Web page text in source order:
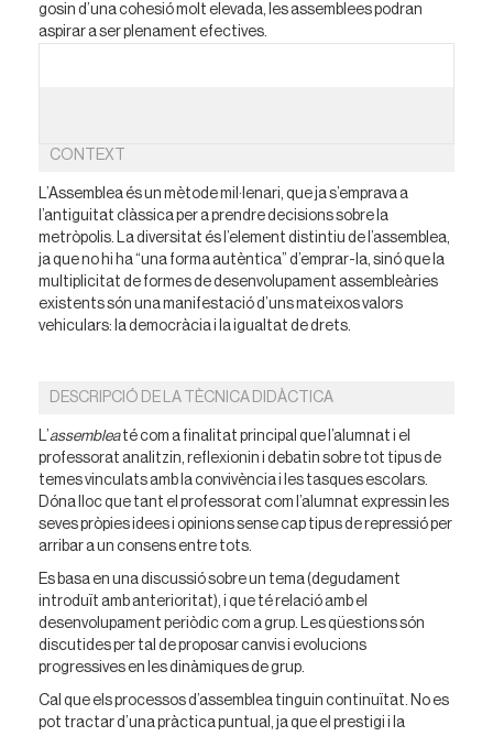
gosin d’una cohesió molt elevada, les assemblees podran
aspirar a ser plenament efectives.
CONTEXT
L’Assemblea és un mètode mil·lenari, que ja s’emprava a
l’antiguitat clàssica per a prendre decisions sobre la
metròpolis. La diversitat és l’element distintiu de l’assemblea,
ja que no hi ha “una forma autèntica” d’emprar-la, sinó que la
multiplicitat de formes de desenvolupament assembleàries
existents són una manifestació d’uns mateixos valors
vehiculars: la democràcia i la igualtat de drets.
DESCRIPCIÓ DE LA TÈCNICA DIDÀCTICA
L’assembleaté com a finalitat principal que l’alumnat i el
professorat analitzin, reflexionin i debatin sobre tot tipus de
temes vinculats amb la convivència i les tasques escolars.
Dóna lloc que tant el professorat com l’alumnat expressin les
seves pròpies idees i opinions sense cap tipus de repressió per
arribar a un consens entre tots.
Es basa en una discussió sobre un tema (degudament
introduït amb anterioritat), i que té relació amb el
desenvolupament periòdic com a grup. Les qüestions són
discutides per tal de proposar canvis i evolucions
progressives en les dinàmiques de grup.
Cal que els processos d’assemblea tinguin continuïtat. No es
pot tractar d’una pràctica puntual, ja que el prestigi i la